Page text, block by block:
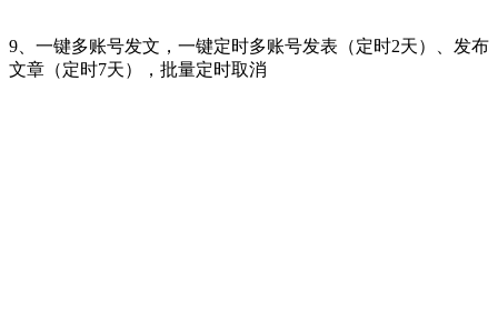
9、一键多账号发文，一键定时多账号发表（定时2天）、发布
文章（定时7天），批量定时取消